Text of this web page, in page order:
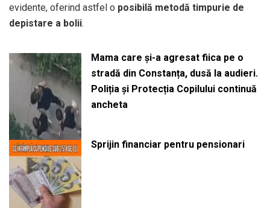
evidente, oferind astfel o posibilă metodă timpurie de
depistare a bolii.
Mama care și-a agresat fiica pe o
stradă din Constanța, dusă la audieri.
Poliția și Protecția Copilului continuă
ancheta
Sprijin financiar pentru pensionari